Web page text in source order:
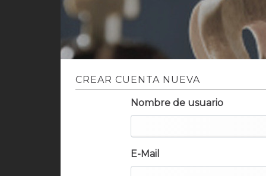
CREAR CUENTA NUEVA
Nombre de usuario
E-Mail